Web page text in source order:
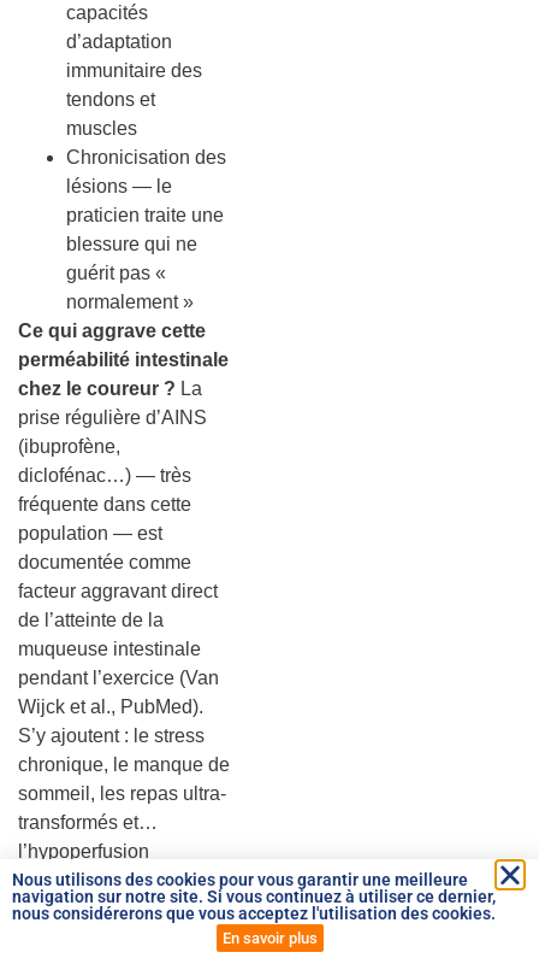
capacités
d’adaptation
immunitaire des
tendons et
muscles
Chronicisation des
lésions — le
praticien traite une
blessure qui ne
guérit pas «
normalement »
Ce qui aggrave cette
perméabilité intestinale
chez le coureur ? La
prise régulière d’AINS
(ibuprofène,
diclofénac…) — très
fréquente dans cette
population — est
documentée comme
facteur aggravant direct
de l’atteinte de la
muqueuse intestinale
pendant l’exercice (Van
Wijck et al., PubMed).
S’y ajoutent : le stress
chronique, le manque de
sommeil, les repas ultra-
transformés et…
l’hypoperfusion
splanchnique répétée à
l’entraînement.
Nous utilisons des cookies pour vous garantir une meilleure
navigation sur notre site. Si vous continuez à utiliser ce dernier,
nous considérerons que vous acceptez l'utilisation des cookies.
En savoir plus